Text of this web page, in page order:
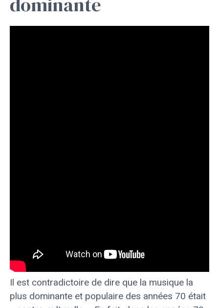
Il est contradictoire de dire que la musique la
plus dominante et populaire des années 70 était